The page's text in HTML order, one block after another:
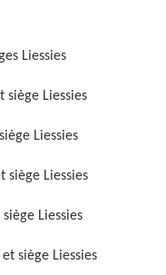
de fauteuil,
Liessies
siège Liessies
Liessies
siège Liessies
Liessies
siège Liessies